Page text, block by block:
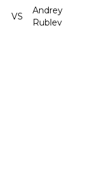
VS
Andrey
Rublev